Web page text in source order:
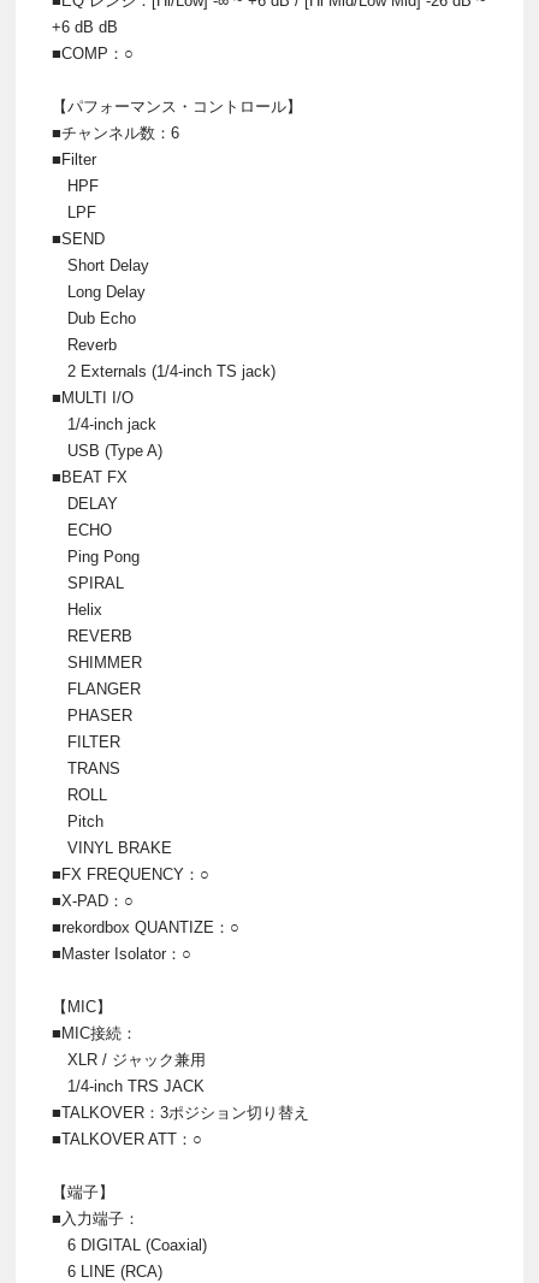
+6 dB dB
■COMP：○
【パフォーマンス・コントロール】
■チャンネル数：6
■Filter
HPF
LPF
■SEND
Short Delay
Long Delay
Dub Echo
Reverb
2 Externals (1/4-inch TS jack)
■MULTI I/O
1/4-inch jack
USB (Type A)
■BEAT FX
DELAY
ECHO
Ping Pong
SPIRAL
Helix
REVERB
SHIMMER
FLANGER
PHASER
FILTER
TRANS
ROLL
Pitch
VINYL BRAKE
■FX FREQUENCY：○
■X-PAD：○
■rekordbox QUANTIZE：○
■Master Isolator：○
【MIC】
■MIC接続：
XLR / ジャック兼用
1/4-inch TRS JACK
■TALKOVER：3ポジション切り替え
■TALKOVER ATT：○
【端子】
■入力端子：
6 DIGITAL (Coaxial)
6 LINE (RCA)